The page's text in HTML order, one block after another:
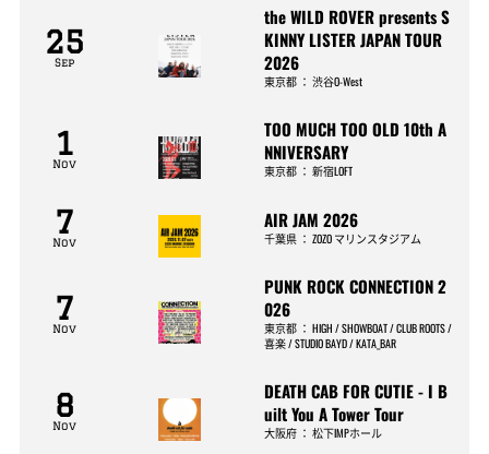
25
Sep
the WILD ROVER presents S
KINNY LISTER JAPAN TOUR
2026
東京都 ：渋谷O-West
1
Nov
TOO MUCH TOO OLD 10th A
NNIVERSARY
東京都 ：新宿LOFT
7
Nov
AIR JAM 2026
千葉県 ：ZOZO マリンスタジアム
7
Nov
PUNK ROCK CONNECTION 2
026
東京都 ：HIGH / SHOWBOAT / CLUB ROOTS /
喜楽 / STUDIO BAYD / KATA_BAR
8
Nov
DEATH CAB FOR CUTIE - I B
uilt You A Tower Tour
大阪府 ：松下IMPホール